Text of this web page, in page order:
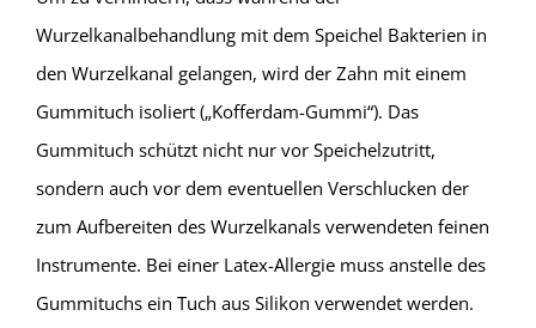
Wurzelkanalbehandlung mit dem Speichel Bakterien in
den Wurzelkanal gelangen, wird der Zahn mit einem
Gummituch isoliert („Kofferdam-Gummi“). Das
Gummituch schützt nicht nur vor Speichelzutritt,
sondern auch vor dem eventuellen Verschlucken der
zum Aufbereiten des Wurzelkanals verwendeten feinen
Instrumente. Bei einer Latex-Allergie muss anstelle des
Gummituchs ein Tuch aus Silikon verwendet werden.